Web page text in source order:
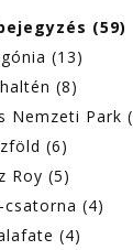
(59)
(13)
(8)
Nemzeti Park
(6)
Roy (5)
csatorna (4)
(4)